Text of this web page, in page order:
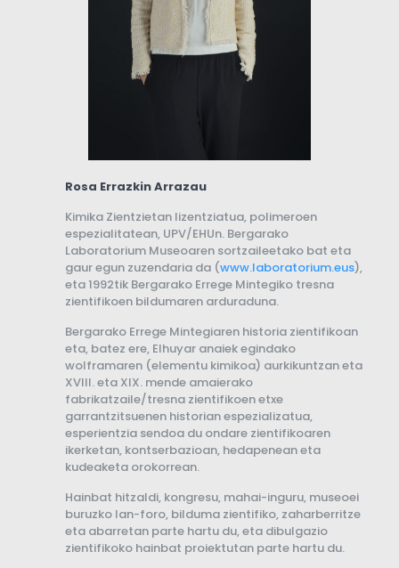
Rosa Errazkin Arrazau
Kimika Zientzietan lizentziatua, polimeroen
espezialitatean, UPV/EHUn. Bergarako
Laboratorium Museoaren sortzaileetako bat eta
gaur egun zuzendaria da (www.laboratorium.eus),
eta 1992tik Bergarako Errege Mintegiko tresna
zientifikoen bildumaren arduraduna.
Bergarako Errege Mintegiaren historia zientifikoan
eta, batez ere, Elhuyar anaiek egindako
wolframaren (elementu kimikoa) aurkikuntzan eta
XVIII. eta XIX. mende amaierako
fabrikatzaile/tresna zientifikoen etxe
garrantzitsuenen historian espezializatua,
esperientzia sendoa du ondare zientifikoaren
ikerketan, kontserbazioan, hedapenean eta
kudeaketa orokorrean.
Hainbat hitzaldi, kongresu, mahai-inguru, museoei
buruzko lan-foro, bilduma zientifiko, zaharberritze
eta abarretan parte hartu du, eta dibulgazio
zientifikoko hainbat proiektutan parte hartu du.